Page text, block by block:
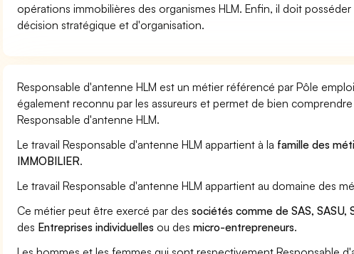
opérations immobilières des organismes HLM. Enfin, il doit
décision stratégique et d'organisation.
Responsable d'antenne HLM est un métier référencé par Pôle
également reconnu par les assureurs et permet de bien
Responsable d'antenne HLM.
Le travail Responsable d'antenne HLM appartient à la famille des
IMMOBILIER.
Le travail Responsable d'antenne HLM appartient au domaine des
Ce métier peut être exercé par dessociétés comme de SAS, SASU,
des Entreprises individuelles ou desmicro-entrepreneurs.